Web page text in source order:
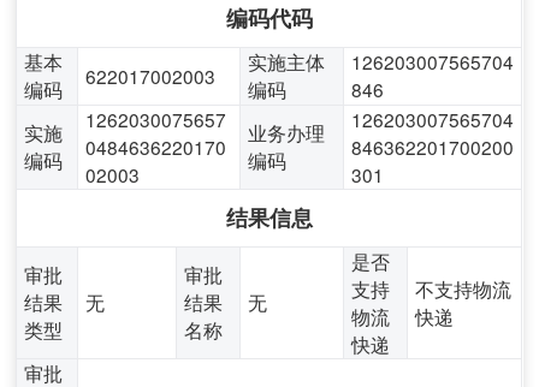
编码代码
基本
编码
622017002003
实施主体
编码
126203007565704
846
实施
编码
1262030075657
0484636220170
02003
业务办理
编码
126203007565704
846362201700200
301
结果信息
审批
结果
类型
无
审批
结果
名称
无
是否
支持
物流
快递
不支持物流
快递
审批